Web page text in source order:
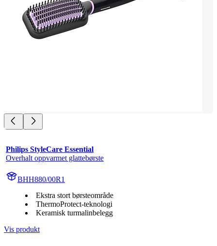
Philips StyleCare Essential
Overhalt oppvarmet glattebørste
BHH880/00R1
Ekstra stort børsteområde
ThermoProtect-teknologi
Keramisk turmalinbelegg
Vis produkt